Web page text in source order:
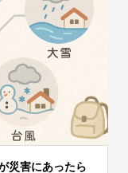
災害にあったら